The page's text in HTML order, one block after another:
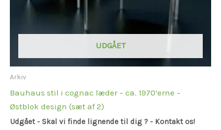
UDGÅET
Arkiv
Bauhaus stil i cognac læder – ca. 1970’erne –
Østblok design (sæt af 2)
Udgået - Skal vi finde lignende til dig ? - Kontakt os!